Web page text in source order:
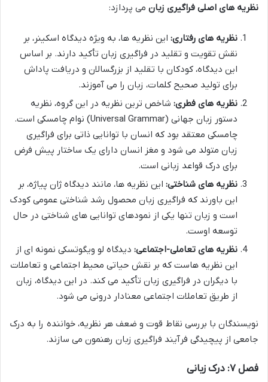
نظریه های اصلی فراگیری زبان می پردازد:
نظریه های رفتاری: این نظریه ها، به ویژه دیدگاه اسکینر، بر
نقش تقویت و تقلید در فراگیری زبان تأکید دارند. بر اساس
این دیدگاه، کودکان با تقلید از بزرگسالان و دریافت پاداش
برای تولید صحیح کلمات، زبان را می آموزند.
نظریه های فطری: شاخص ترین نظریه در این گروه، نظریه
دستور زبان جهانی (Universal Grammar) نوام چامسکی است.
چامسکی معتقد بود که انسان با توانایی ذاتی برای فراگیری
زبان متولد می شود و مغز انسان دارای یک ساختار پیش فرض
برای درک قواعد زبانی است.
نظریه های شناختی: این نظریه ها، مانند دیدگاه ژان پیاژه، بر
این باورند که فراگیری زبان محصول رشد شناختی عمومی کودک
است و زبان تنها یکی از نمودهای توانایی های شناختی در حال
توسعه اوست.
نظریه های تعاملی-اجتماعی: دیدگاه لو ویگوتسکی نمونه ای از
این نظریه هاست که بر نقش حیاتی محیط اجتماعی و تعاملات
با دیگران در فراگیری زبان تأکید می کند. در این دیدگاه، زبان
از طریق تعاملات اجتماعی معنادار درونی می شود.
نویسندگان با بررسی نقاط قوت و ضعف هر نظریه، خواننده را به درک
جامعی از پیچیدگی فرآیند فراگیری زبان رهنمون می سازند.
فصل ۷: درک زبانی